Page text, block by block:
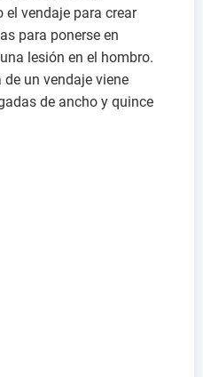
vendaje para crear
para ponerse en
lesión en el hombro.
un vendaje viene
de ancho y quince